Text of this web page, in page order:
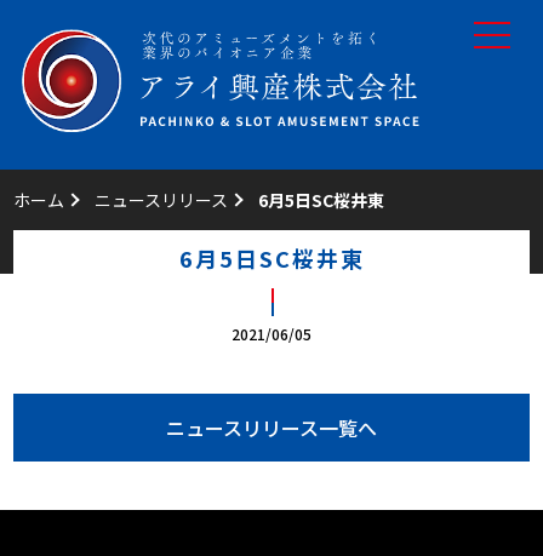
toggle
ホーム ニュースリリース 6月5日SC桜井東
6月5日SC桜井東
2021/06/05
ニュースリリース一覧へ